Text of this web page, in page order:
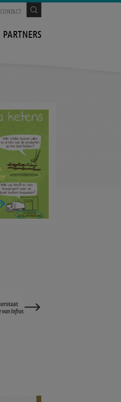
CONTACT
PARTNERS